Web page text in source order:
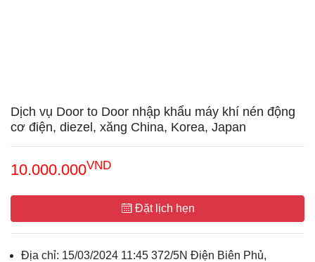
Dịch vụ Door to Door nhập khẩu máy khí nén động
cơ điện, diezel, xăng China, Korea, Japan
10.000.000VND
Đặt lịch hẹn
Địa chỉ: 15/03/2024 11:45 372/5N Điện Biên Phủ,